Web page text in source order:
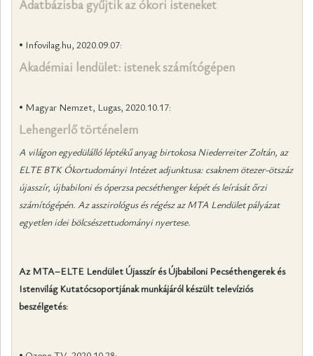
Adatbázisba gyűjtik az ókori isteneket
• Infovilag.hu, 2020.09.07:
Akadémiai lendület: istenek számítógépen
• Magyar Nemzet, Lugas, 2020.10.17:
Lehengerlő történelem
A világon egyedülálló léptékű anyag birtokosa Niederreiter Zoltán, az
ELTE BTK Ókortudományi Intézet adjunktusa: csaknem ötezer-ötszáz
újasszír, újbabiloni és óperzsa pecséthenger képét és leírását őrzi
számító­gépén. Az asszirológus és régész az MTA Lendület pályázat
egyetlen idei bölcsészettudományi nyertese.
Az MTA–ELTE Lendület Újasszír és Újbabiloni Pecséthengerek és
Istenvilág Kutatócsoportjának munkájáról készült televíziós
beszélgetés: